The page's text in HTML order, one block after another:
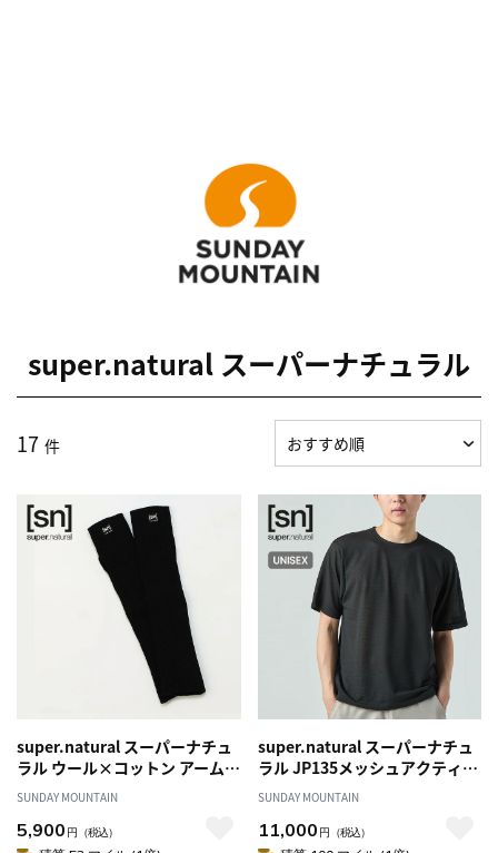
super.natural スーパーナチュラル
17 件
super.natural スーパーナチュ
ラル ウール×コットン アーム
ウォーマーJP ユニセックス
SUNDAY MOUNTAIN
5,900 円 （税込）
super.natural スーパーナチュ
ラル JP135メッシュアクティブ
ショートスリーブTシャツ ユニ
セックス
SUNDAY MOUNTAIN
11,000 円 （税込）